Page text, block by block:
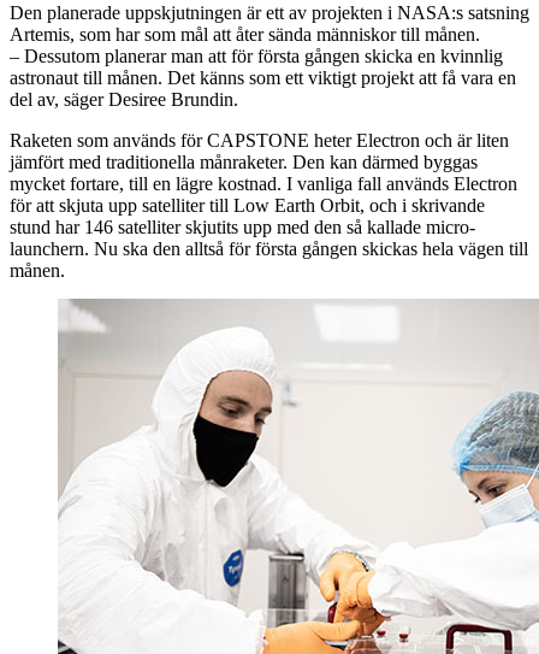
Den planerade uppskjutningen är ett av projekten i NASA:s satsning
Artemis, som har som mål att åter sända människor till månen.
– Dessutom planerar man att för första gången skicka en kvinnlig
astronaut till månen. Det känns som ett viktigt projekt att få vara en
del av, säger Desiree Brundin.
Raketen som används för CAPSTONE heter Electron och är liten
jämfört med traditionella månraketer. Den kan därmed byggas
mycket fortare, till en lägre kostnad. I vanliga fall används Electron
för att skjuta upp satelliter till Low Earth Orbit, och i skrivande
stund har 146 satelliter skjutits upp med den så kallade micro-
launchern. Nu ska den alltså för första gången skickas hela vägen till
månen.